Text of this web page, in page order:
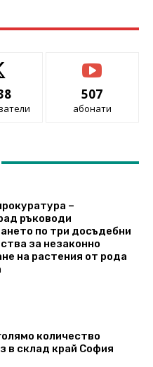
507
абонати
–
ръководи
по три досъдебни
за незаконно
на растения от рода
количество
в склад край София